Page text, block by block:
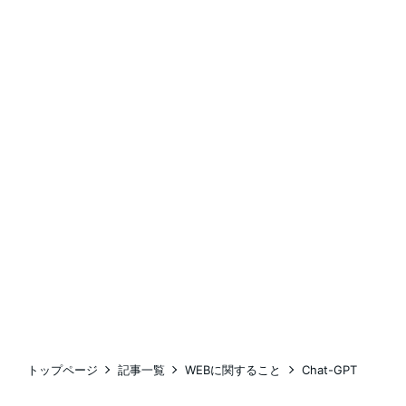
トップページ 記事一覧 WEBに関すること Chat-GPT